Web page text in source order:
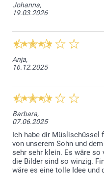
Johanna,
19.03.2026
Anja,
16.12.2025
Barbara,
07.06.2025
Ich habe dir Müslischüssel
von unserem Sohn und
sehr sehr klein. Es wäre so
die Bilder sind so winzig.
wäre es eine tolle Idee und